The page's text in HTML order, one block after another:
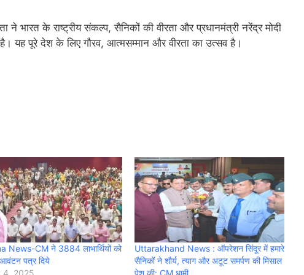
भारत के राष्ट्रीय संकल्प, सैनिकों की वीरता और प्रधानमंत्री नरेंद्र मोदी
यह पूरे देश के लिए गौरव, आत्मसम्मान और वीरता का उत्सव है।
News-CM ने 3884 लाभार्थियों को
आवंटन पत्र दिये
Uttarakhand News : ऑपरेशन सिंदूर में हमारे
सैनिकों ने शौर्य, त्याग और अटूट समर्पण की मिसाल